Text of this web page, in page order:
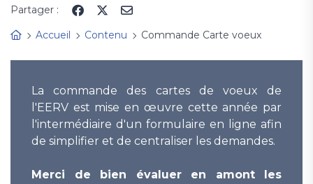
Partager :
Accueil
Contenu Commande Carte voeux
La commande des cartes de voeux de
l'EERV est mise en œuvre cette année par
l'intermédiaire d'un formulaire en ligne afin
de simplifier et de centraliser les demandes.
Merci de bien évaluer en amont les